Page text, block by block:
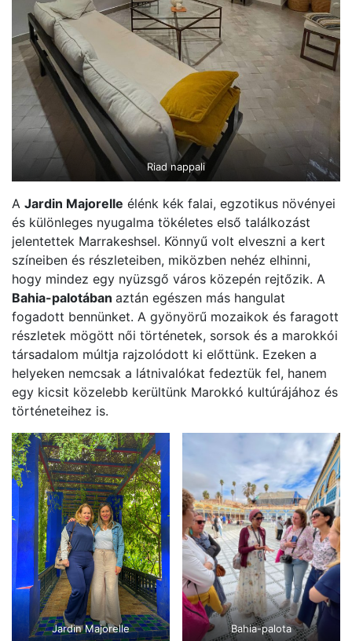
Riad nappali
A Jardin Majorelle élénk kék falai, egzotikus növényei
és különleges nyugalma tökéletes első találkozást
jelentettek Marrakeshsel. Könnyű volt elveszni a kert
színeiben és részleteiben, miközben nehéz elhinni,
hogy mindez egy nyüzsgő város közepén rejtőzik. A
Bahia-palotában aztán egészen más hangulat
fogadott bennünket. A gyönyörű mozaikok és faragott
részletek mögött női történetek, sorsok és a marokkói
társadalom múltja rajzolódott ki előttünk. Ezeken a
helyeken nemcsak a látnivalókat fedeztük fel, hanem
egy kicsit közelebb kerültünk Marokkó kultúrájához és
történeteihez is.
Jardin Majorelle Bahia-palota